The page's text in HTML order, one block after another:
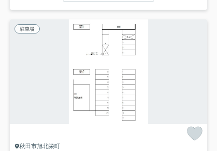
駐車場
秋田市旭北栄町